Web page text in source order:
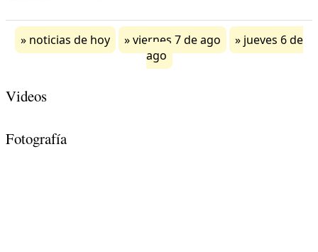
noticias de hoy viernes 7 de ago
jueves 6 de
ago
Videos
Fotografía